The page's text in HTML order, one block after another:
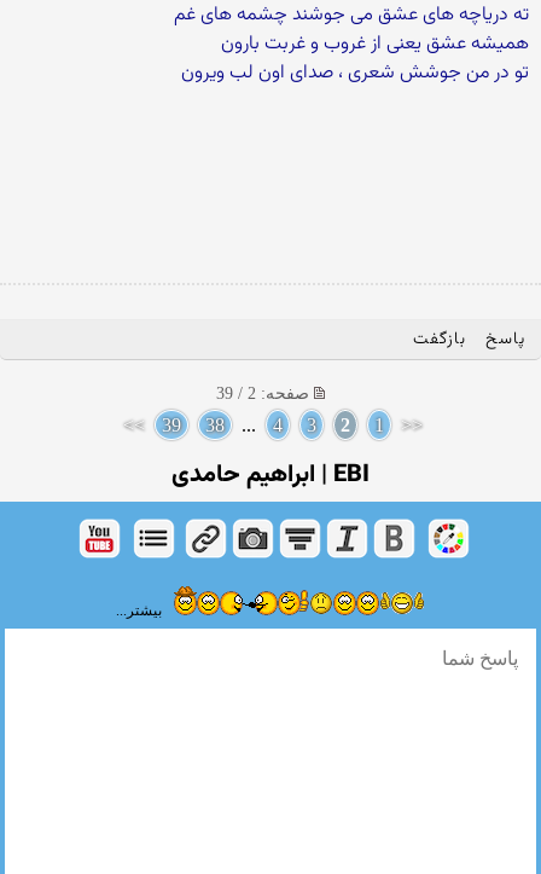
ته دریاچه ­های عشق می ­جوشند چشمه­ های غم
همیشه عشق یعنی از غروب و غربت بارون
تو در من جوشش شعری ، صدای اون لب ویرون
پاسخ بازگفت
صفحه: 2 / 39
<<
1
2
3
4
...
38
39
>>
EBI | ابراهیم حامدی
بیشتر...